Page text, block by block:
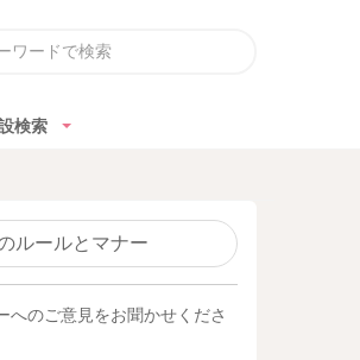
検索
ルールとマナー
へのご意見をお聞かせくださ